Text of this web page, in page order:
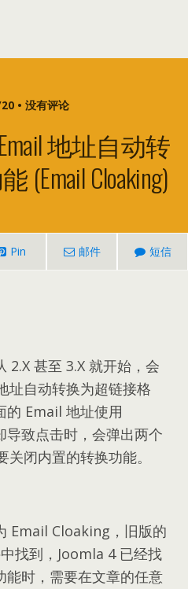
• 没有评论
地址自动转
(Email Cloaking)
Pin 邮件 短信
2.X 甚至 3.X 就开始，会
址自动转换为超链接格
的 Email 地址使用
致点击时，会弹出两个
闭内置的转换功能。
Cloaking，旧版的
找到，Joomla 4 已经找
能时，需要在文章的任意